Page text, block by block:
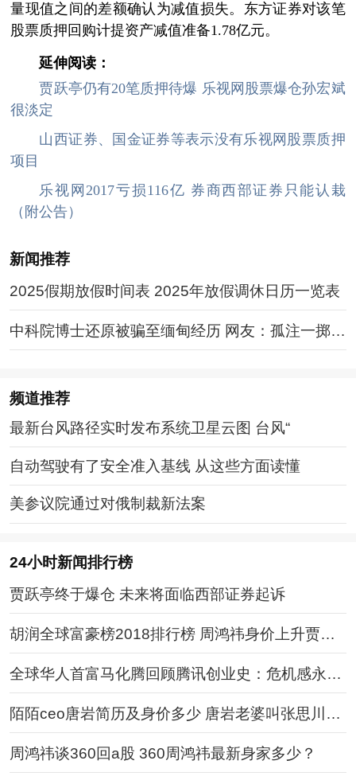
量现值之间的差额确认为减值损失。东方证券对该笔
股票质押回购计提资产减值准备1.78亿元。
延伸阅读：
贾跃亭仍有20笔质押待爆 乐视网股票爆仓孙宏斌
很淡定
山西证券、国金证券等表示没有乐视网股票质押
项目
乐视网2017亏损116亿 券商西部证券只能认栽
（附公告）
新闻推荐
2025假期放假时间表 2025年放假调休日历一览表
中科院博士还原被骗至缅甸经历 网友：孤注一掷现
实版
频道推荐
最新台风路径实时发布系统卫星云图 台风“
自动驾驶有了安全准入基线 从这些方面读懂
美参议院通过对俄制裁新法案
24小时新闻排行榜
贾跃亭终于爆仓 未来将面临西部证券起诉
胡润全球富豪榜2018排行榜 周鸿祎身价上升贾跃
亭未上榜
全球华人首富马化腾回顾腾讯创业史：危机感永远
存在
陌陌ceo唐岩简历及身价多少 唐岩老婆叫张思川
吗？
周鸿祎谈360回a股 360周鸿祎最新身家多少？